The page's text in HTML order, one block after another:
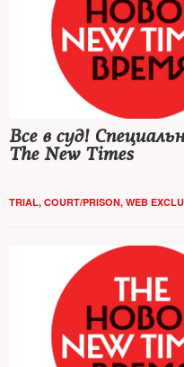
Все в суд!
The New Times
TRIAL, COURT/PRISON, WEB